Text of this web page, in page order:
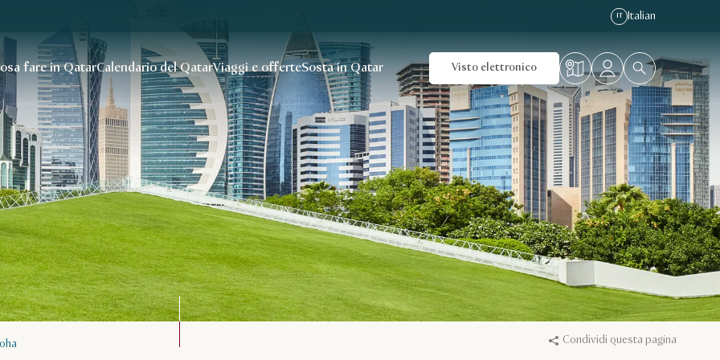
IT Italian
fare in QatarCalendario del QatarViaggi e offerteSosta in Qatar Visto elettronico
Condividi questa pagina